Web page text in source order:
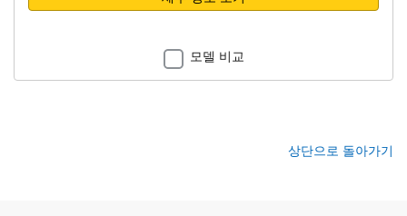
모델 비교
상단으로 돌아가기